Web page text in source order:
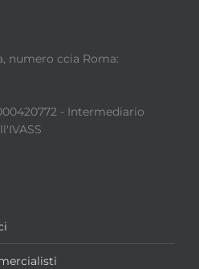
numero ccia Roma:
- Intermediario